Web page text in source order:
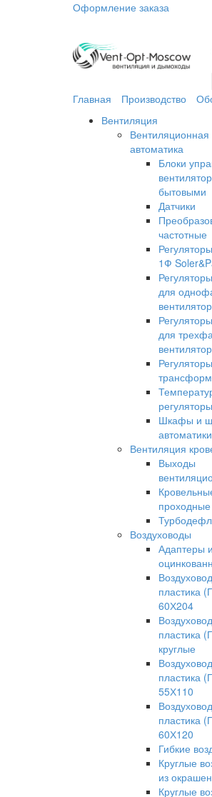
Оформление заказа
Главная
Производство
Вентиляция
Вентиляционная
автоматика
Блоки
бытовыми
Датчики
частотные
1Ф
для
для
регуляторы
Шкафы и
автоматики
Вентиляция
Выходы
Воздуховоды
Адаптеры
пластика
60Х204
пластика
круглые
пластика
55Х110
пластика
60Х120
Гибкие
Круглые
из
Круглые